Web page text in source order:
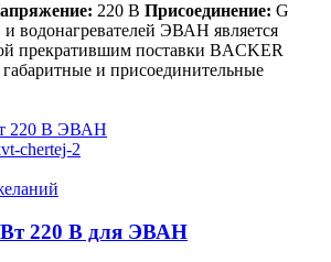
220 В Присоединение: G
водонагревателей ЭВАН является
прекратившим поставки BACKER
и присоединительные
220 В для ЭВАН